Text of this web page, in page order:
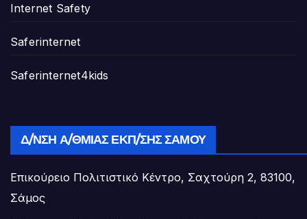
Internet Safety
Saferinternet
Saferinternet4kids
Δ/ΝΣΗ Α/ΘΜΙΑΣ ΕΚΠ/ΣΗΣ ΣΆΜΟΥ
Επικούρειο Πολιτιστικό Κέντρο, Σαχτούρη 2, 83100,
Σάμος